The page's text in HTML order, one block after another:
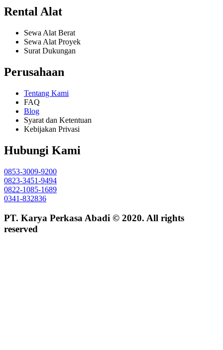
Rental Alat
Sewa Alat Berat
Sewa Alat Proyek
Surat Dukungan
Perusahaan
Tentang Kami
FAQ
Blog
Syarat dan Ketentuan
Kebijakan Privasi
Hubungi Kami
0853-3009-9200
0823-3451-9494
0822-1085-1689
0341-832836
PT. Karya Perkasa Abadi © 2020. All rights
reserved